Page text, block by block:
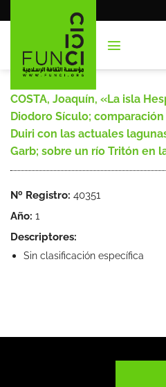
al
COSTA, Joaquín, «La isla
Diodoro Sículo;
Duiri con las actuales
Garb; sobre un río Tritón en
Nº Registro: 40351
Año: 1
Descriptores:
Sin clasificación específica